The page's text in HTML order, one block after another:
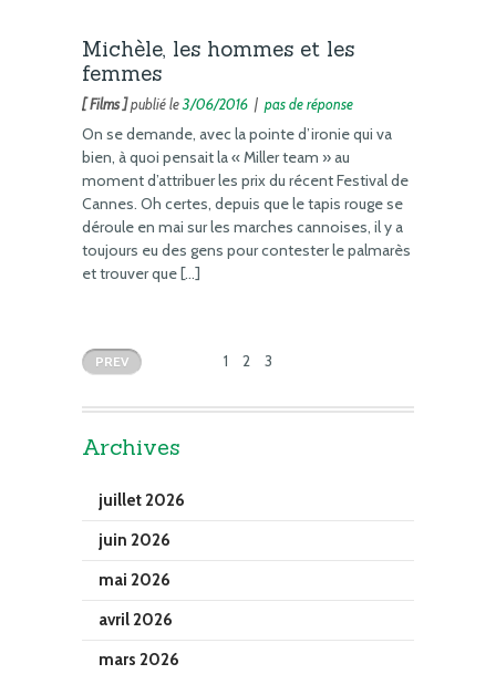
Michèle, les hommes et les
femmes
[ Films ]publié le3/06/2016 | pas de réponse
On se demande, avec la pointe d’ironie qui va
bien, à quoi pensait la « Miller team » au
moment d’attribuer les prix du récent Festival de
Cannes. Oh certes, depuis que le tapis rouge se
déroule en mai sur les marches cannoises, il y a
toujours eu des gens pour contester le palmarès
et trouver que […]
PREV 1 2 3
Archives
juillet 2026
juin 2026
mai 2026
avril 2026
mars 2026